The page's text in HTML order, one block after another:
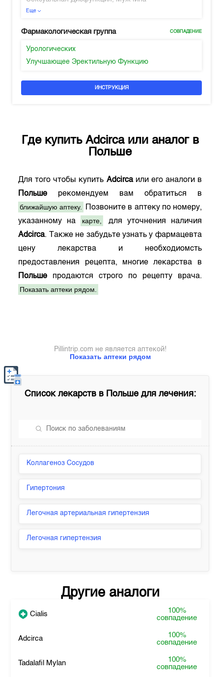
Еще
Фармакологическая группа СОВПАДЕНИЕ
Урологических
Улучшающее Эректильную Функцию
ИНСТРУКЦИЯ
Где купить Adcircaили аналог в
Польше
Для того чтобы купить Adcircaили его аналоги в
Польше рекомендуем вам обратиться в
ближайшую аптеку.
Позвоните в аптеку по номеру,
указанному на
карте,
для уточнения наличия
Adcirca. Также не забудьте узнать у фармацевта
цену лекарства и необходиомсть
предоставления рецепта, многие лекарства в
Польше продаются строго по рецепту врача.
Показать аптеки рядом.
Показать аптеки рядом
Pillintrip.com не является аптекой!
Список лекарств в Польшедля лечения:
Коллагеноз Сосудов
Гипертония
Легочная артериальная гипертензия
Легочная гипертензия
Другие аналоги
Cialis
100%
совпадение
Adcirca
100%
совпадение
Tadalafil Mylan
100%
совпадение